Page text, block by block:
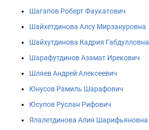
Шагапов Роберт Фаукатович
Шайхетдинова Алсу Мирзануровна
Шайхутдинова Кадрия Габдулловна
Шарафутдинов Азамат Ирекович
Шляев Андрей Алексеевич
Юнусов Рамиль Шарафович
Юсупов Руслан Рифович
Ялалетдинова Алия Шарифьяновна